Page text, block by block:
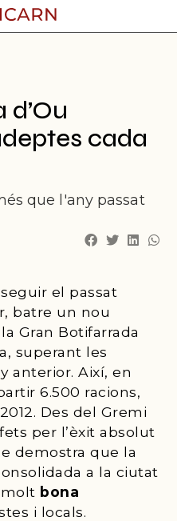
cada
que l'any passat
el passat
batre un nou
Gran Botifarrada
superant les
anterior. Així, en
6.500 racions,
Des del Gremi
per l’èxit absolut
demostra que la
a la ciutat
bona
i locals.